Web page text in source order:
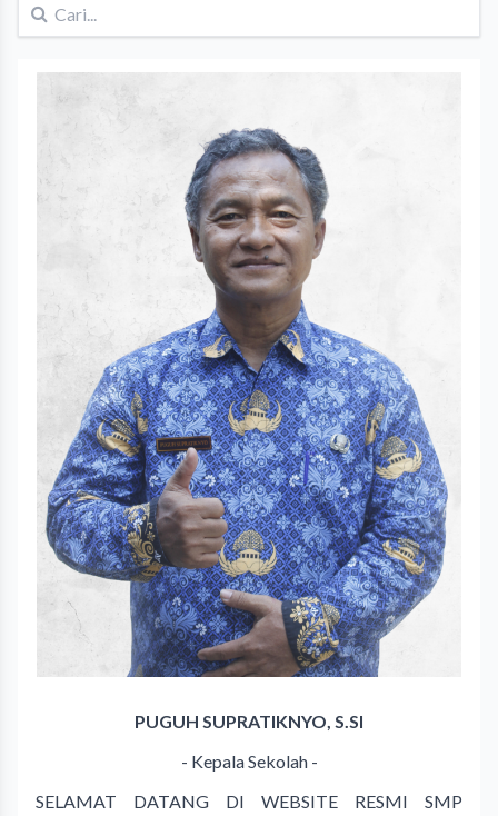
PUGUH SUPRATIKNYO, S.SI
- Kepala Sekolah -
SELAMAT DATANG DI WEBSITE RESMI SMP